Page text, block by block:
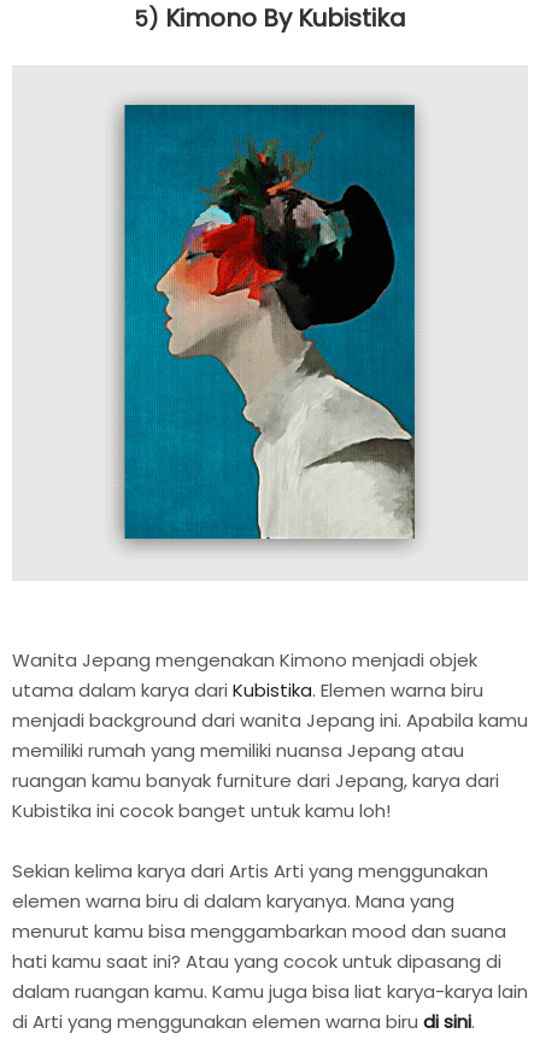
5) Kimono By Kubistika
Wanita Jepang mengenakan Kimono menjadi objek
utama dalam karya dari Kubistika. Elemen warna biru
menjadi background dari wanita Jepang ini. Apabila kamu
memiliki rumah yang memiliki nuansa Jepang atau
ruangan kamu banyak furniture dari Jepang, karya dari
Kubistika ini cocok banget untuk kamu loh!
Sekian kelima karya dari Artis Arti yang menggunakan
elemen warna biru di dalam karyanya. Mana yang
menurut kamu bisa menggambarkan mood dan suana
hati kamu saat ini? Atau yang cocok untuk dipasang di
dalam ruangan kamu. Kamu juga bisa liat karya-karya lain
di Arti yang menggunakan elemen warna biru di sini.